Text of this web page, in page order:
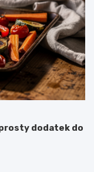
dodatek do